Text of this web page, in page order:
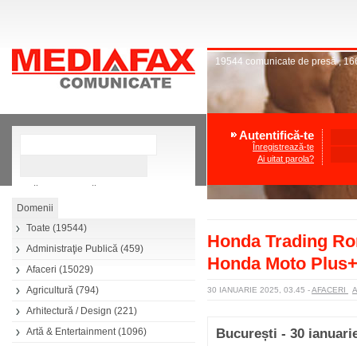
Căutare avansată
Toate (19544)
Administraţie Publică (459)
Afaceri (15029)
Agricultură (794)
Arhitectură / Design (221)
Artă & Entertainment(1096)
19544 comunicate de presă,
Autentifică-te
Înregistrează-te
Ai uitat parola?
Honda Trading
Honda Moto Plus+
30 IANUARIE 2025, 03.45 -AFACERI
București - 30